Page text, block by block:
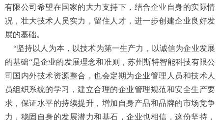
有限公司希望在国家的大力支持下，结合企业自身的实际情
况，壮大技术人员实力，留住人才，进一步创建企业良好发
展的基础。
“坚持以人为本，以技术为第一生产力，以诚信为企业发展
的基础“是企业的发展理念和准则，苏州斯特智能科技有限公
司国内外技术资源整合，也会定期为企业管理人员和技术人
员组织系统的学习，建立合理的企业管理规范和安全生产要
求，保证水平的持续提升，增加自身产品和品牌的市场竞争
力，稳固自身的发展潜力和基石，企业也相信，这份坚持，